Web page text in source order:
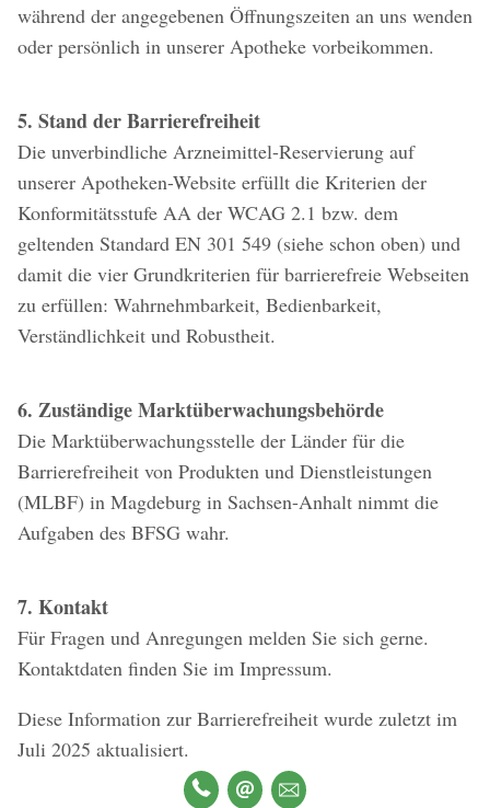
während der angegebenen Öffnungszeiten an uns wenden
oder persönlich in unserer Apotheke vorbeikommen.
5. Stand der Barrierefreiheit
Die unverbindliche Arzneimittel-Reservierung auf
unserer Apotheken-Website erfüllt die Kriterien der
Konformitätsstufe AA der WCAG 2.1 bzw. dem
geltenden Standard EN 301 549 (siehe schon oben) und
damit die vier Grundkriterien für barrierefreie Webseiten
zu erfüllen: Wahrnehmbarkeit, Bedienbarkeit,
Verständlichkeit und Robustheit.
6. Zuständige Marktüberwachungsbehörde
Die Marktüberwachungsstelle der Länder für die
Barrierefreiheit von Produkten und Dienstleistungen
(MLBF) in Magdeburg in Sachsen-Anhalt nimmt die
Aufgaben des BFSG wahr.
7. Kontakt
Für Fragen und Anregungen melden Sie sich gerne.
Kontaktdaten finden Sie im Impressum.
Diese Information zur Barrierefreiheit wurde zuletzt im
Juli 2025 aktualisiert.